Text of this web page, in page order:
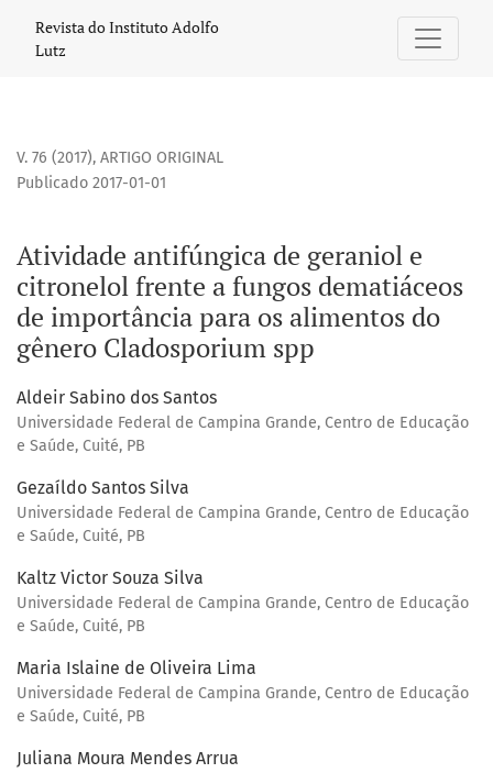
Atividade antifúngica de geraniol e citronelol frente a
Revista do Instituto Adolfo
Lutz
V. 76 (2017), ARTIGO ORIGINAL
Atividade antifúngica de geraniol e
citronelol frente a fungos dematiáceos
de importância para os alimentos do
gênero Cladosporium spp
Publicado 2017-01-01
Aldeir Sabino dos Santos
Universidade Federal de Campina Grande, Centro de Educação
e Saúde, Cuité, PB
Gezaíldo Santos Silva
Universidade Federal de Campina Grande, Centro de Educação
e Saúde, Cuité, PB
Kaltz Victor Souza Silva
Universidade Federal de Campina Grande, Centro de Educação
e Saúde, Cuité, PB
Maria Islaine de Oliveira Lima
Universidade Federal de Campina Grande, Centro de Educação
e Saúde, Cuité, PB
Juliana Moura Mendes Arrua